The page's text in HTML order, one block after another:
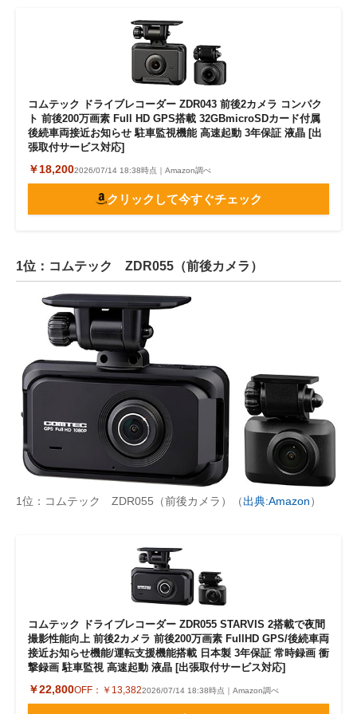
コムテック ドライブレコーダー ZDR043 前後2カメラ コンパク
ト 前後200万画素 Full HD GPS搭載 32GBmicroSDカード付属
後続車両接近お知らせ 駐車監視機能 高速起動 3年保証 液晶 [出
張取付サービス対応]
￥18,2002026/07/14 18:38時点｜Amazon調べ
クリックして今すぐチェック
1位：コムテック ZDR055（前後カメラ）
1位：コムテック ZDR055（前後カメラ）（出典:Amazon）
コムテック ドライブレコーダー ZDR055 STARVIS 2搭載で夜間
撮影性能向上 前後2カメラ 前後200万画素 FullHD GPS/後続車両
接近お知らせ機能/運転支援機能搭載 日本製 3年保証 常時録画 衝
撃録画 駐車監視 高速起動 液晶 [出張取付サービス対応]
￥22,800OFF： ￥13,3822026/07/14 18:38時点｜Amazon調べ